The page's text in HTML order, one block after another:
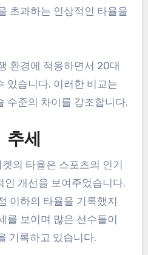
초과하는 인상적인 타율을
환경에 적응하면서 20대
있습니다. 이러한 비교는
수준의 차이를 강조합니다.
세
의 타율은 스포츠의 인기
인 개선을 보여주었습니다.
이하의 타율을 기록했지
를 보이며 많은 선수들이
기록하고 있습니다.